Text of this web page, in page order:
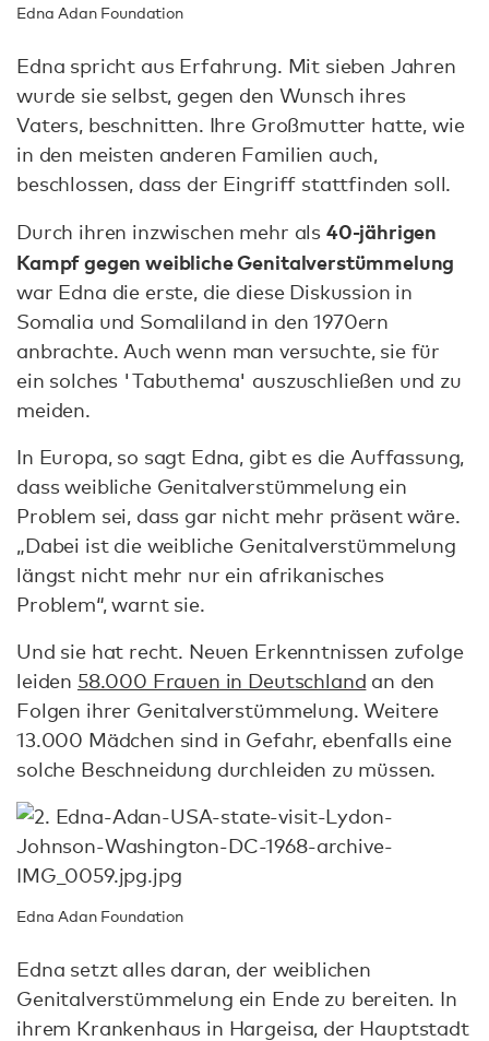
Edna Adan Foundation
Edna spricht aus Erfahrung. Mit sieben Jahren
wurde sie selbst, gegen den Wunsch ihres
Vaters, beschnitten. Ihre Großmutter hatte, wie
in den meisten anderen Familien auch,
beschlossen, dass der Eingriff stattfinden soll.
Durch ihren inzwischen mehr als 40-jährigen
Kampf gegen weibliche Genitalverstümmelung
war Edna die erste, die diese Diskussion in
Somalia und Somaliland in den 1970ern
anbrachte. Auch wenn man versuchte, sie für
ein solches 'Tabuthema' auszuschließen und zu
meiden.
In Europa, so sagt Edna, gibt es die Auffassung,
dass weibliche Genitalverstümmelung ein
Problem sei, dass gar nicht mehr präsent wäre.
„Dabei ist die weibliche Genitalverstümmelung
längst nicht mehr nur ein afrikanisches
Problem“, warnt sie.
Und sie hat recht. Neuen Erkenntnissen zufolge
leiden 58.000 Frauen in Deutschland an den
Folgen ihrer Genitalverstümmelung. Weitere
13.000 Mädchen sind in Gefahr, ebenfalls eine
solche Beschneidung durchleiden zu müssen.
Edna Adan Foundation
Edna setzt alles daran, der weiblichen
Genitalverstümmelung ein Ende zu bereiten. In
ihrem Krankenhaus in Hargeisa, der Hauptstadt